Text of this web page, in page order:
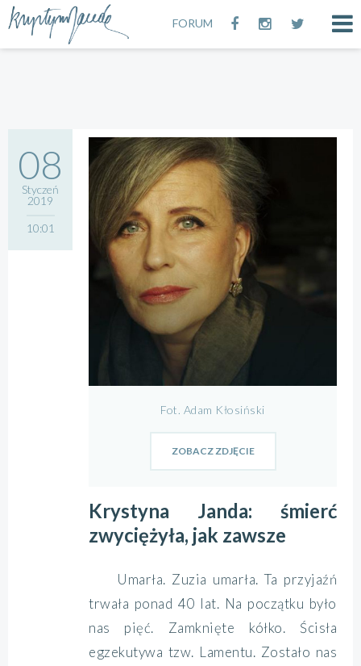
FORUM
08
Styczeń
2019
10:01
Fot. Adam Kłosiński
ZOBACZ ZDJĘCIE
Krystyna Janda: śmierć
zwyciężyła, jak zawsze
Umarła. Zuzia umarła. Ta przyjaźń
trwała ponad 40 lat. Na początku było
nas pięć. Zamknięte kółko. Ścisła
egzekutywa tzw. Lamentu. Zostało nas